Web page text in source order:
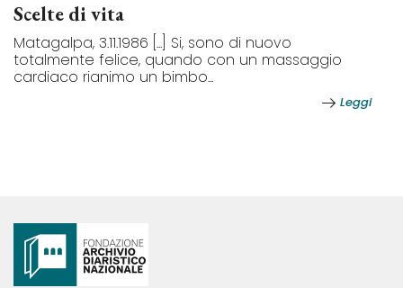
Scelte di vita
Matagalpa, 3.11.1986 [...] Si, sono di nuovo
totalmente felice, quando con un massaggio
cardiaco rianimo un bimbo...
Leggi